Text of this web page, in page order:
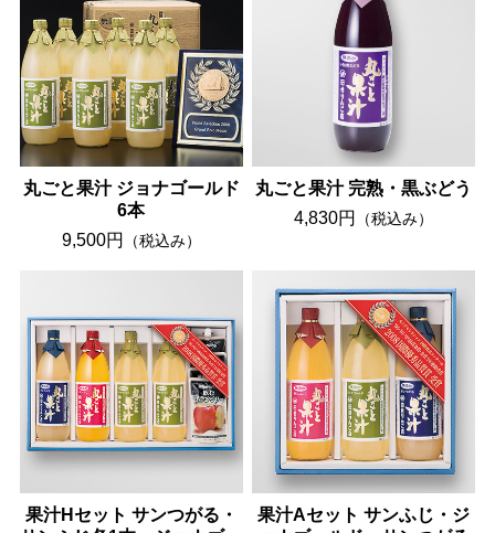
丸ごと果汁 ジョナゴールド
6本
9,500円
（税込み）
丸ごと果汁 完熟・黒ぶどう
4,830円
（税込み）
果汁Hセット サンつがる・
果汁Aセット サンふじ・ジ